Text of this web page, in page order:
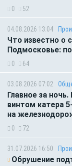
0 52
04.08.2026 13:04
Что известно о
Подмосковье:
0 64
03.08.2026 07:02
Главное за
винтом катера
на
0 72
31.07.2026 16:50
Обрушение